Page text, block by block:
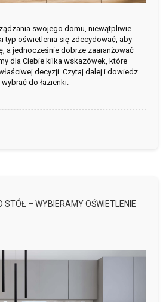
swojego domu, niewątpliwie
typ oświetlenia się zdecydować, aby
a jednocześnie dobrze zaaranżować
dla Ciebie kilka wskazówek, które
decyzji. Czytaj dalej i dowiedz
do łazienki.
STÓŁ – WYBIERAMY OŚWIETLENIE